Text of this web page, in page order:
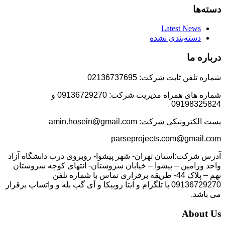
دسته‌ها
Latest News
دسته‌بندی نشده
درباره ما
شماره تلفن ثابت شرکت: 02136737695
شماره های همراه مدیریت شرکت: 09136729270 و
09198325824
پست الکترونیکی شرکت: amin.hosein@gmail.com
parseprojects.com@gmail.com
آدرس شرکت:استان تهران- شهر پیشوا- روبروی درب دانشگاه آزاد
واحد ورامین – پیشوا – خیابان سروستان- انتهای کوچه سروستان
نهم – پلاک 44- طریقه برقراری تماس با شماره تلفن
09136729270 با تلگرام و ایتا روبیکا و آی گپ بله و واتساپ برقرار
می باشد.
About Us